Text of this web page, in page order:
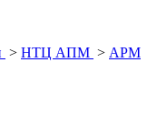
> НТЦ АПМ > APM